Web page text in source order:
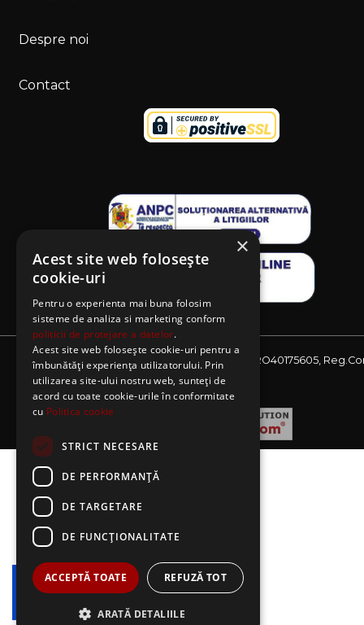
Despre noi
Contact
Website detinut de AE Sagres SRL, CIF: RO40175605,
J08/2727/2018
×
Acest site web folosește
cookie-uri
Pentru o experienta mai buna folosim
sisteme de analiza si marketing conform
politicii de protejare a datelor.
Acest site web folosește cookie-uri pentru a
îmbunătăți experiența utilizatorului. Prin
utilizarea site-ului nostru web, sunteți de
acord cu toate cookie-urile în conformitate
cu Politica cookie
STRICT NECESARE
DE PERFORMANȚĂ
DE TARGETARE
DE FUNCŢIONALITATE
ACCEPTĂ TOATE REFUZĂ TOT
ARATĂ DETALIILE